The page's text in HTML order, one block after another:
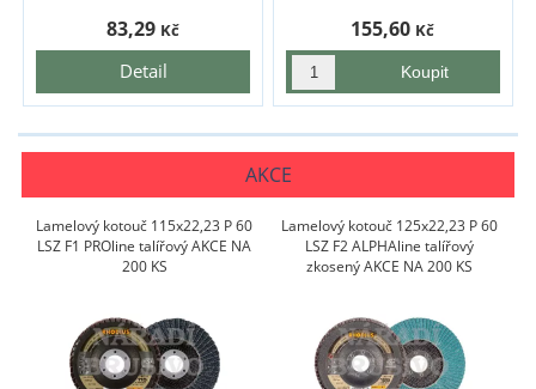
Detail
83,29 Kč 155,60 Kč
AKCE
Lamelový kotouč 115x22,23 P 60
LSZ F1 PROline talířový AKCE NA
200 KS
Lamelový kotouč 125x22,23 P 60
LSZ F2 ALPHAline talířový
zkosený AKCE NA 200 KS